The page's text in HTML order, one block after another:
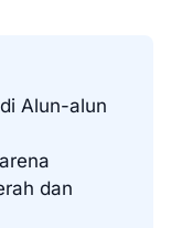
Alun-alun
dan